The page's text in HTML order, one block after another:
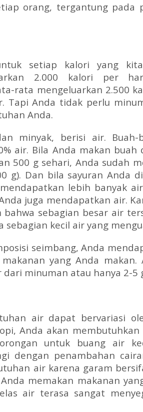
orang, tergantung pada
setiap kalori yang kita
2.000 kalori per
rata mengeluarkan 2.500
Tapi Anda tidak perlu
Anda.
minyak, berisi air. Buah-
air. Bila Anda makan buah
500 g sehari, Anda sudah
g). Dan bila sayuran Anda
lebih banyak
juga mendapatkan air.
bahwa sebagian besar air
sebagian kecil air yang
seimbang, Anda
yang Anda makan.
minuman atau hanya 2-5
air dapat bervariasi
Anda akan
untuk buang air
dengan penambahan
air karena garam
memakan makanan
air terasa sangat